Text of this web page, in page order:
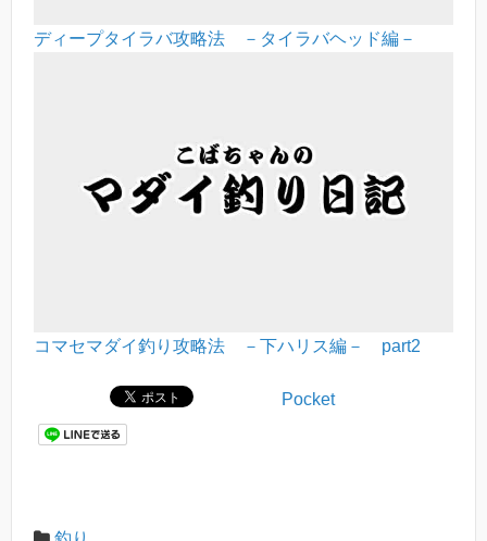
ディープタイラバ攻略法 －タイラバヘッド編－
コマセマダイ釣り攻略法 －下ハリス編－ part2
Pocket